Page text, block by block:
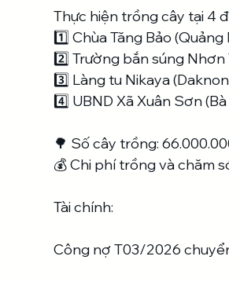
Thực hiện trồng cây tại 4
1️⃣ Chùa Tăng Bảo (Quảng
2️⃣ Trường bắn súng
3️⃣ Làng tu Nikaya
4️⃣ UBND Xã Xuân Sơn (Bà
🌳 Số cây trồng:
💰 Chi phí trồng và chăm
Tài chính:
Công nợ T03/2026